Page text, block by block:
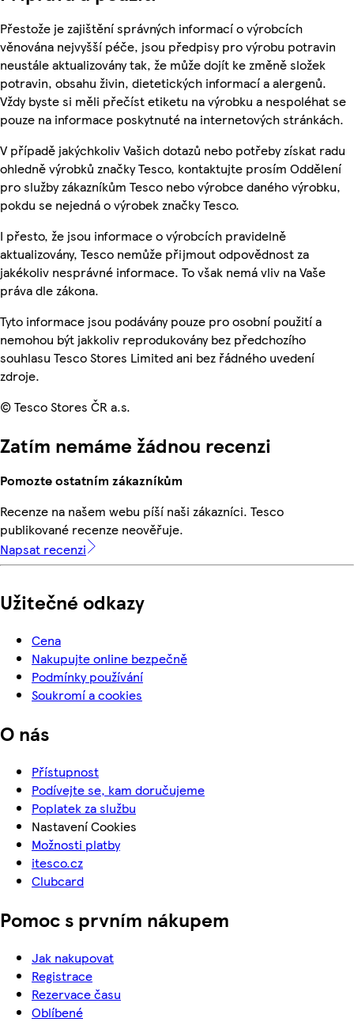
Přestože je zajištění správných informací o výrobcích
věnována nejvyšší péče, jsou předpisy pro výrobu potravin
neustále aktualizovány tak, že může dojít ke změně složek
potravin, obsahu živin, dietetických informací a alergenů.
Vždy byste si měli přečíst etiketu na výrobku a nespoléhat se
pouze na informace poskytnuté na internetových stránkách.
V případě jakýchkoliv Vašich dotazů nebo potřeby získat radu
ohledně výrobků značky Tesco, kontaktujte prosím Oddělení
pro služby zákazníkům Tesco nebo výrobce daného výrobku,
pokdu se nejedná o výrobek značky Tesco.
I přesto, že jsou informace o výrobcích pravidelně
aktualizovány, Tesco nemůže přijmout odpovědnost za
jakékoliv nesprávné informace. To však nemá vliv na Vaše
práva dle zákona.
Tyto informace jsou podávány pouze pro osobní použití a
nemohou být jakkoliv reprodukovány bez předchozího
souhlasu Tesco Stores Limited ani bez řádného uvedení
zdroje.
© Tesco Stores ČR a.s.
Zatím nemáme žádnou recenzi
Pomozte ostatním zákazníkům
Recenze na našem webu píší naši zákazníci. Tesco
publikované recenze neověřuje.
Napsat recenzi
Užitečné odkazy
Cena
Nakupujte online bezpečně
Podmínky používání
Soukromí a cookies
O nás
Přístupnost
Podívejte se, kam doručujeme
Poplatek za službu
Nastavení Cookies
Možnosti platby
itesco.cz
Clubcard
Pomoc s prvním nákupem
Jak nakupovat
Registrace
Rezervace času
Oblíbené